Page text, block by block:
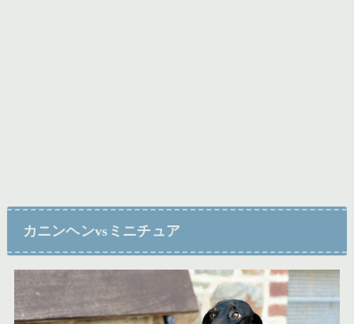
カニンヘンvsミニチュア